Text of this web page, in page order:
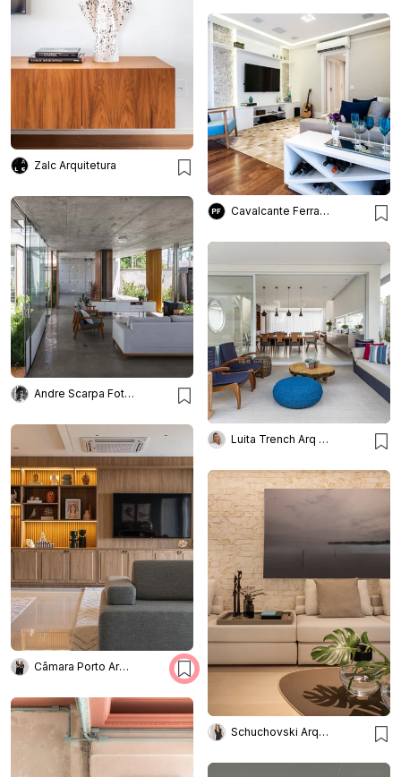
Zalc Arquitetura
Cavalcante Ferraz Arquitetura + Design
Andre Scarpa Fotografia
Luita Trench Arq & Interiores
Câmara Porto Arquitetura
Schuchovski Arquitetura